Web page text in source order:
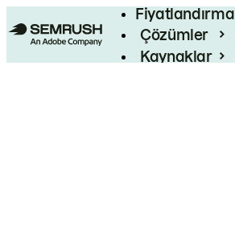
Fiyatlandırma
Çözümler
Kaynaklar